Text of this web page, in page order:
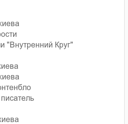
"Внутренний Круг"